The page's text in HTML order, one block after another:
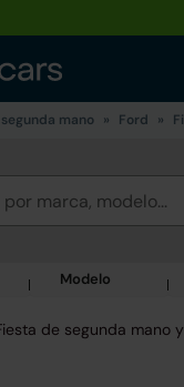
mano Ford
Modelo
de segunda mano